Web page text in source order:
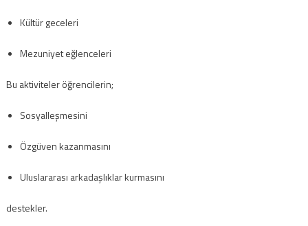
Kültür geceleri
Mezuniyet eğlenceleri
Bu aktiviteler öğrencilerin;
Sosyalleşmesini
Özgüven kazanmasını
Uluslararası arkadaşlıklar kurmasını
destekler.